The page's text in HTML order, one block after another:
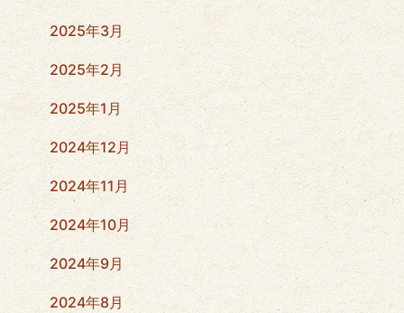
2025年3月
2025年2月
2025年1月
2024年12月
2024年11月
2024年10月
2024年9月
2024年8月